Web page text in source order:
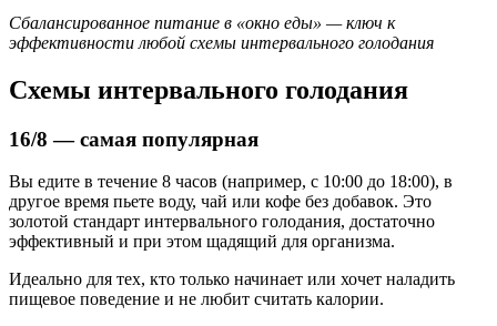
Сбалансированное питание в «окно еды» — ключ к
эффективности любой схемы интервального голодания
Схемы интервального голодания
16/8 — самая популярная
Вы едите в течение 8 часов (например, с 10:00 до 18:00), в
другое время пьете воду, чай или кофе без добавок. Это
золотой стандарт интервального голодания, достаточно
эффективный и при этом щадящий для организма.
Идеально для тех, кто только начинает или хочет наладить
пищевое поведение и не любит считать калории.